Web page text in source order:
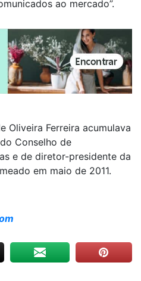
ao mercado”.
Oliveira Ferreira acumulava
Conselho de
e de diretor-presidente da
em maio de 2011.